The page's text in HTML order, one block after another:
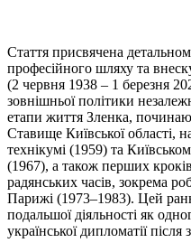
Стаття присвячена
професійного шляху та
(2 червня 1938 – 1 березня
зовнішньої політики
етапи життя Зленка,
Ставище Київської області,
технікумі (1959) та
(1967), а також перших
радянських часів, зокрема
Парижі (1973–1983). Цей
подальшої діяльності як
української дипломатії після